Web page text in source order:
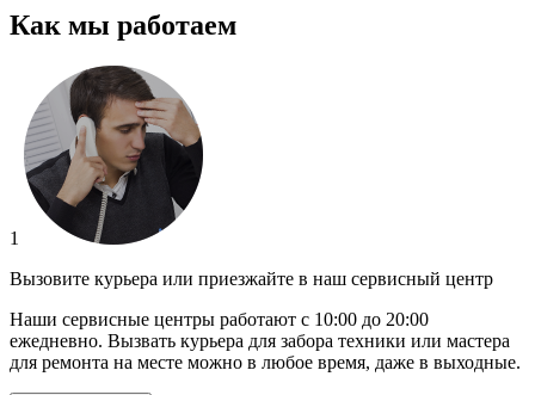
Как мы работаем
1
Вызовите курьера или приезжайте в наш сервисный центр
Наши сервисные центры работают с 10:00 до 20:00
ежедневно. Вызвать курьера для забора техники или мастера
для ремонта на месте можно в любое время, даже в выходные.